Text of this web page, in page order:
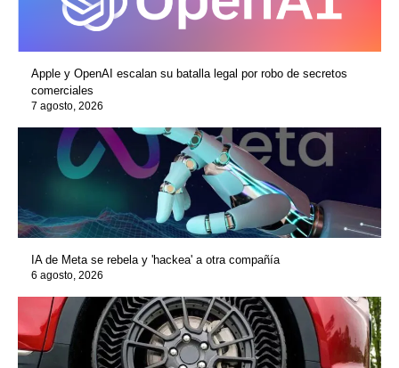
Apple y OpenAI escalan su batalla legal por robo de secretos
comerciales
7 agosto, 2026
IA de Meta se rebela y 'hackea' a otra compañía
6 agosto, 2026